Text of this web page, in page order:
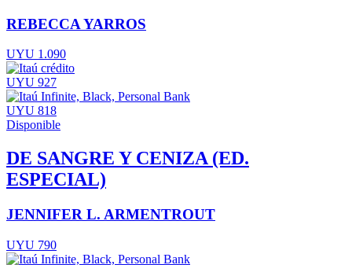
REBECCA YARROS
UYU 1.090
UYU 927
UYU 818
Disponible
DE SANGRE Y CENIZA (ED.
ESPECIAL)
JENNIFER L. ARMENTROUT
UYU 790